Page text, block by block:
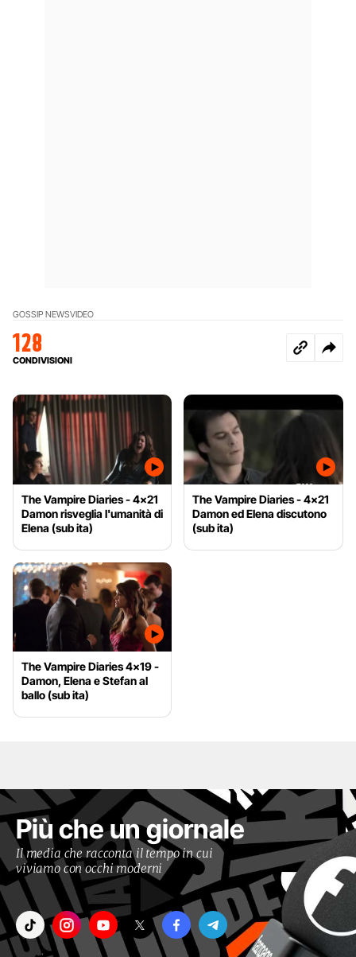
GOSSIP NEWSVIDEO
128
CONDIVISIONI
The Vampire Diaries - 4x21
Damon risveglia l'umanità di
Elena (sub ita)
The Vampire Diaries - 4x21
Damon ed Elena discutono
(sub ita)
The Vampire Diaries 4x19 -
Damon, Elena e Stefan al
ballo (sub ita)
Più che un giornale
Il media che racconta il tempo in cui
viviamo con occhi moderni